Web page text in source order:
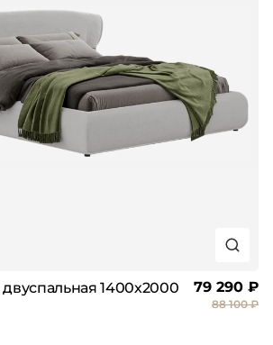
1400х2000 79 290 ₽
88 100 ₽